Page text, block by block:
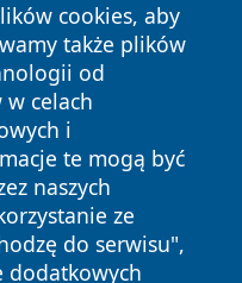
cookies, aby
także plików
od
celach
i
te mogą być
naszych
ze
do serwisu",
dodatkowych
prawa
Polityka
Cookies